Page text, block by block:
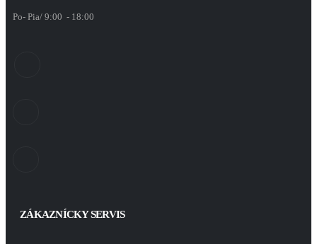
Po- Pia/ 9:00 - 18:00
ZÁKAZNÍCKY SERVIS